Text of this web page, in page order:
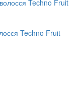
Techno Fruit